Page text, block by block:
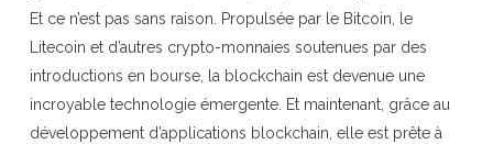
Et ce n’est pas sans raison. Propulsée par le Bitcoin, le
Litecoin et d’autres crypto-monnaies soutenues par des
introductions en bourse, la blockchain est devenue une
incroyable technologie émergente. Et maintenant, grâce au
développement d’applications blockchain, elle est prête à